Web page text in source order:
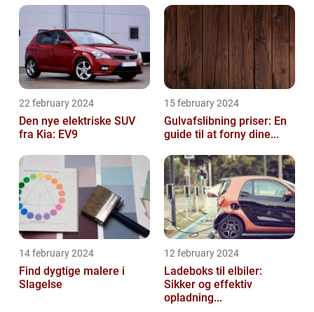
22 february 2024
Den nye elektriske SUV
fra Kia: EV9
15 february 2024
Gulvafslibning priser: En
guide til at forny dine...
14 february 2024
Find dygtige malere i
Slagelse
12 february 2024
Ladeboks til elbiler:
Sikker og effektiv
opladning...